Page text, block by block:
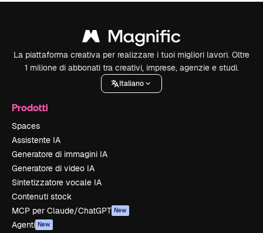
La piattaforma creativa per realizzare i tuoi migliori lavori. Oltre
1 milione di abbonati tra creativi, imprese, agenzie e studi.
Italiano
Prodotti
Spaces
Assistente IA
Generatore di immagini IA
Generatore di video IA
Sintetizzatore vocale IA
Contenuti stock
MCP per Claude/ChatGPT New
Agenti New